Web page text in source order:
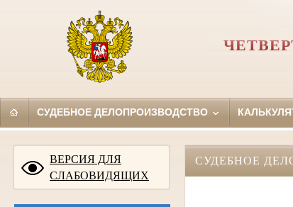
СУДЕБНОЕ ДЕЛОПРОИЗВОДСТВО
ВЕРСИЯ ДЛЯ
СЛАБОВИДЯЩИХ
СУДЕБНОЕ